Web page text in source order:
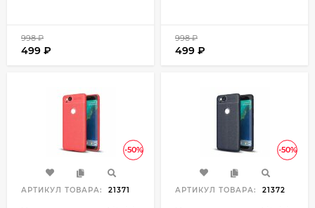
998₽
499 ₽
998₽
499 ₽
-50%
АРТИКУЛ ТОВАРА: 21371
-50%
АРТИКУЛ ТОВАРА: 21372